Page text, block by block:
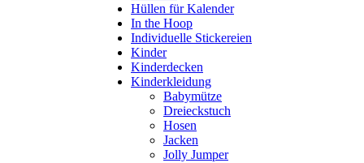
Hüllen für Kalender
In the Hoop
Individuelle Stickereien
Kinder
Kinderdecken
Kinderkleidung
Babymütze
Dreieckstuch
Hosen
Jacken
Jolly Jumper